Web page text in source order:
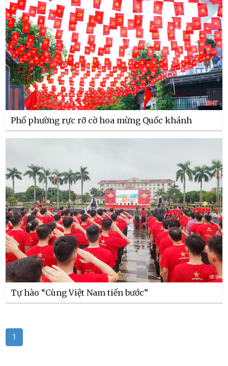
Phố phường rực rỡ cờ hoa mừng Quốc khánh
Tự hào “Cùng Việt Nam tiến bước”
1